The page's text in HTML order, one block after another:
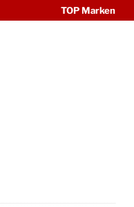
TOP Marken